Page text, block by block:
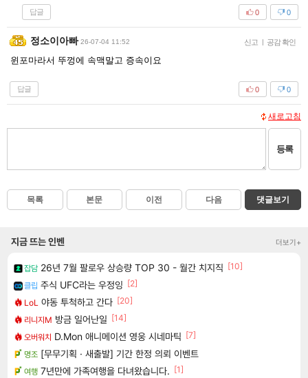
답글 0
0
정소이아빠 26-07-04 11:52 신고 | 공감 확인
윈포마라서 뚜껑에 속맥말고 증속이요
답글 0
0
새로고침
등록
목록 본문 이전 다음 댓글보기
지금 뜨는 인벤 더보기+
잡담 26년 7월 팔로우 상승량 TOP 30 - 월간 치지직 [10]
클립 주식 UFC라는 우정잉 [2]
LoL 야동 투척하고 간다 [20]
리니지M 방금 일어난일 [14]
오버워치 D.Mon 애니메이션 영웅 시네마틱 [7]
명조 [무무기획 · 새출발] 기간 한정 의뢰 이벤트
여행 7년만에 가족여행을 다녀왔습니다. [1]